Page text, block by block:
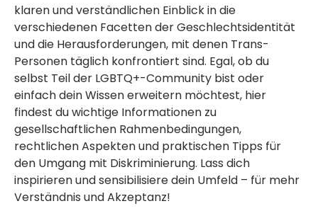
klaren und verständlichen Einblick in die
verschiedenen Facetten der Geschlechtsidentität
und die Herausforderungen, mit denen Trans-
Personen täglich konfrontiert sind. Egal, ob du
selbst Teil der LGBTQ+-Community bist oder
einfach dein Wissen erweitern möchtest, hier
findest du wichtige Informationen zu
gesellschaftlichen Rahmenbedingungen,
rechtlichen Aspekten und praktischen Tipps für
den Umgang mit Diskriminierung. Lass dich
inspirieren und sensibilisiere dein Umfeld – für mehr
Verständnis und Akzeptanz!